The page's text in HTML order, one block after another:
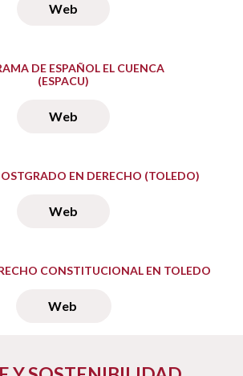
Web
DE ESPAÑOL EL CUENCA
(ESPACU)
Web
EN DERECHO (TOLEDO)
Web
CONSTITUCIONAL EN TOLEDO
Web